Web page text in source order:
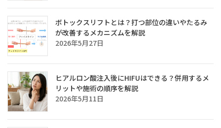
ボトックスリフトとは？打つ部位の違いやたるみ
が改善するメカニズムを解説
2026年5月27日
ヒアルロン酸注入後にHIFUはできる？併用するメ
リットや施術の順序を解説
2026年5月11日